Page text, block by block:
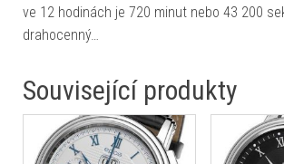
ve 12 hodinách je 720 minut nebo 43 200
drahocenný…
Související produkty